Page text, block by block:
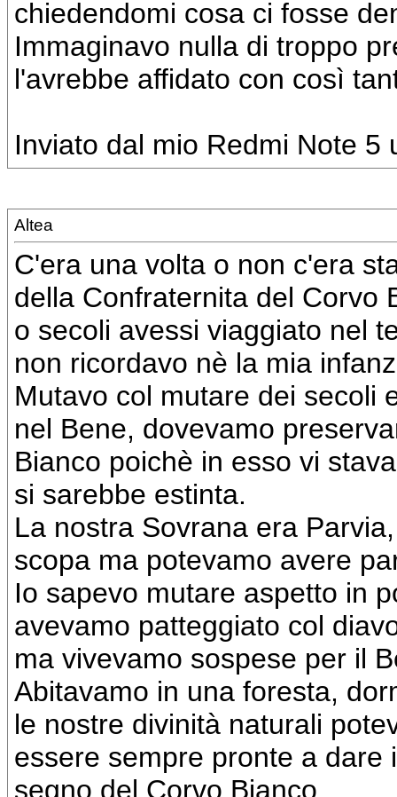
chiedendomi cosa ci fosse
Immaginavo nulla di troppo
l'avrebbe affidato con così
Inviato dal mio Redmi Note 5
Altea
C'era una volta o non c'era
della Confraternita del Corvo
o secoli avessi viaggiato nel
non ricordavo nè la mia
Mutavo col mutare dei secoli
nel Bene, dovevamo
Bianco poichè in esso vi
si sarebbe estinta.
La nostra Sovrana era
scopa ma potevamo avere
Io sapevo mutare aspetto in
avevamo patteggiato col
ma vivevamo sospese per il
Abitavamo in una foresta,
le nostre divinità naturali
essere sempre pronte a
segno del Corvo Bianco.